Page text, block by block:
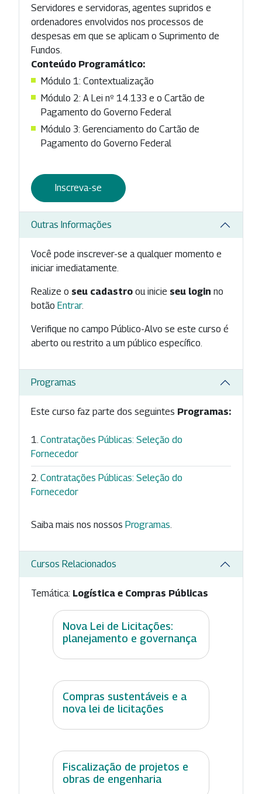
Servidores e servidoras, agentes supridos e
ordenadores envolvidos nos processos de
despesas em que se aplicam o Suprimento de
Fundos.
Conteúdo Programático:
Módulo 1: Contextualização
Módulo 2: A Lei nº 14.133 e o Cartão de
Pagamento do Governo Federal
Módulo 3: Gerenciamento do Cartão de
Pagamento do Governo Federal
Inscreva-se
Outras Informações
Você pode inscrever-se a qualquer momento e
iniciar imediatamente.
Realize o seu cadastro ou inicie seu login no
botão Entrar.
Verifique no campo Público-Alvo se este curso é
aberto ou restrito a um público específico.
Programas
Este curso faz parte dos seguintes Programas:
Contratações Públicas: Seleção do
Fornecedor
Contratações Públicas: Seleção do
Fornecedor
Saiba mais nos nossos Programas
Cursos Relacionados
Temática: Logística e Compras Públicas
Nova Lei de Licitações:
planejamento e governança
Compras sustentáveis e a
nova lei de licitações
Fiscalização de projetos e
obras de engenharia